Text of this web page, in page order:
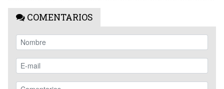
COMENTARIOS